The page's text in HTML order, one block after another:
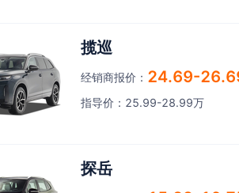
揽巡
经销商报价： 24.69-
指导价：25.99-28.99万
探岳